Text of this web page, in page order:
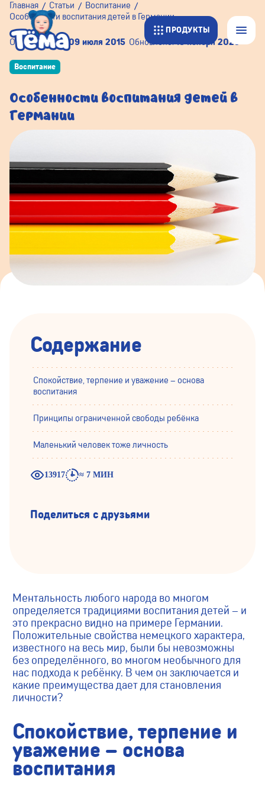
ПРОДУКТЫ
Главная Статьи
Воспитание
Особенности воспитания детей в Германии
Воспитание
Особенности воспитания детей в
Германии
Опубликовано:09 июля 2015 Обновлено:18 ноября 2025
Содержание
Спокойствие, терпение и уважение – основа
воспитания
Принципы ограниченной свободы ребёнка
Маленький человек тоже личность
13917 ≈ 7 МИН
Поделиться с друзьями
Ментальность любого народа во многом
определяется традициями воспитания детей – и
это прекрасно видно на примере Германии.
Положительные свойства немецкого характера,
известного на весь мир, были бы невозможны
без определённого, во многом необычного для
нас подхода к ребёнку. В чем он заключается и
какие преимущества дает для становления
личности?
Спокойствие, терпение и
уважение – основа
воспитания